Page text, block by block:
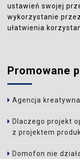
ustawień swojej
wykorzystanie
ułatwienia
Promowane
Agencja kreatywna
Dlaczego projekt
z projektem
Domofon nie